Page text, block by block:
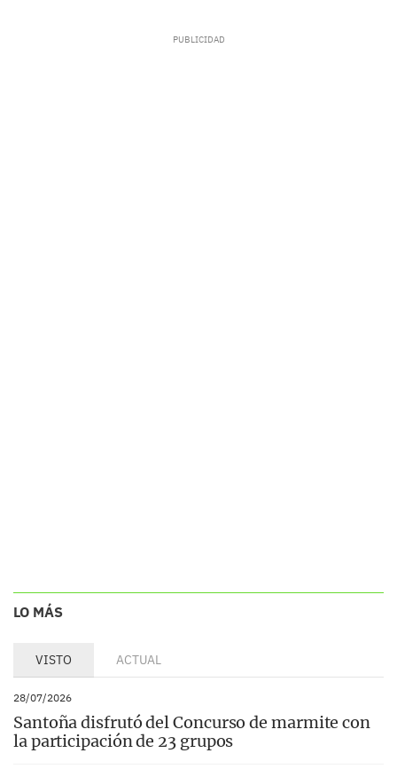
LO MÁS
VISTO ACTUAL
28/07/2026
Santoña disfrutó del Concurso de marmite con
la participación de 23 grupos